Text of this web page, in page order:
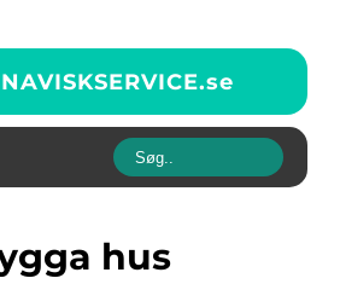
se
hus